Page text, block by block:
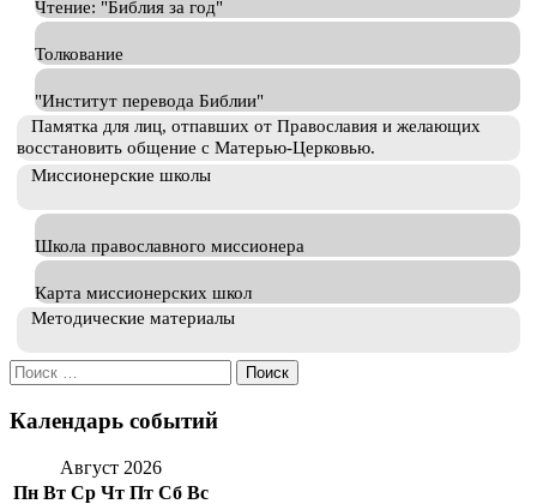
Чтение: "Библия за год"
Толкование
"Институт перевода Библии"
Памятка для лиц, отпавших от Православия и желающих
восстановить общение с Матерью-Церковью.
Миссионерские школы
Школа православного миссионера
Карта миссионерских школ
Методические материалы
Искать:
Календарь событий
Август 2026
Пн Вт Ср Чт Пт Сб Вс